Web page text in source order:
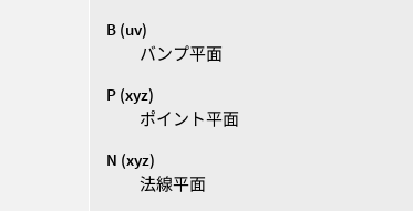
B (uv)
バンプ平面
P (xyz)
ポイント平面
N (xyz)
法線平面